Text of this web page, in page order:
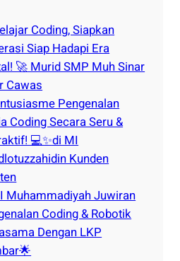
Coding, Siapkan
Siap Hadapi Era
🚀 Murid SMP Muh Sinar
Cawas
Pengenalan
Coding Secara Seru &
💻✨di MI
Kunden
Muhammadiyah Juwiran
Coding & Robotik
Dengan LKP